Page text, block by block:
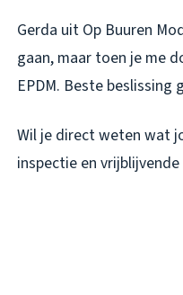
Gerda uit Op Buuren
gaan, maar toen je me
EPDM. Beste beslissing
Wil je direct weten wat
inspectie en